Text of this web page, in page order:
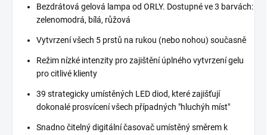
Bezdrátová gelová lampa od ORLY. Dostupné ve 3 barvách:
zelenomodrá, bílá, růžová
Vytvrzení všech 5 prstů na rukou (nebo nohou) současně
Režim nízké intenzity pro zajištění úplného vytvrzení gelu
pro citlivé klienty
39 strategicky umístěných LED diod, které zajišťují
dokonalé prosvícení všech případných "hluchýh míst"
Snadno čitelný digitální časovač umístěný směrem k